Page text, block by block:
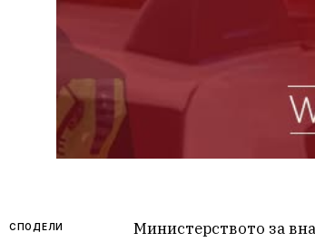
СПОДЕЛИ
Министерството за